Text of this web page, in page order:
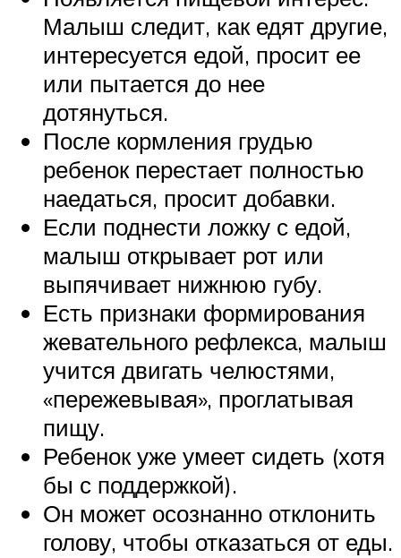
Малыш следит, как едят другие,
интересуется едой, просит ее
или пытается до нее
дотянуться.
После кормления грудью
ребенок перестает полностью
наедаться, просит добавки.
Если поднести ложку с едой,
малыш открывает рот или
выпячивает нижнюю губу.
Есть признаки формирования
жевательного рефлекса, малыш
учится двигать челюстями,
«пережевывая», проглатывая
пищу.
Ребенок уже умеет сидеть (хотя
бы с поддержкой).
Он может осознанно отклонить
голову, чтобы отказаться от еды.